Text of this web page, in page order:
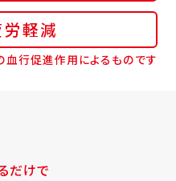
軽減
行促進作用によるものです
だけで